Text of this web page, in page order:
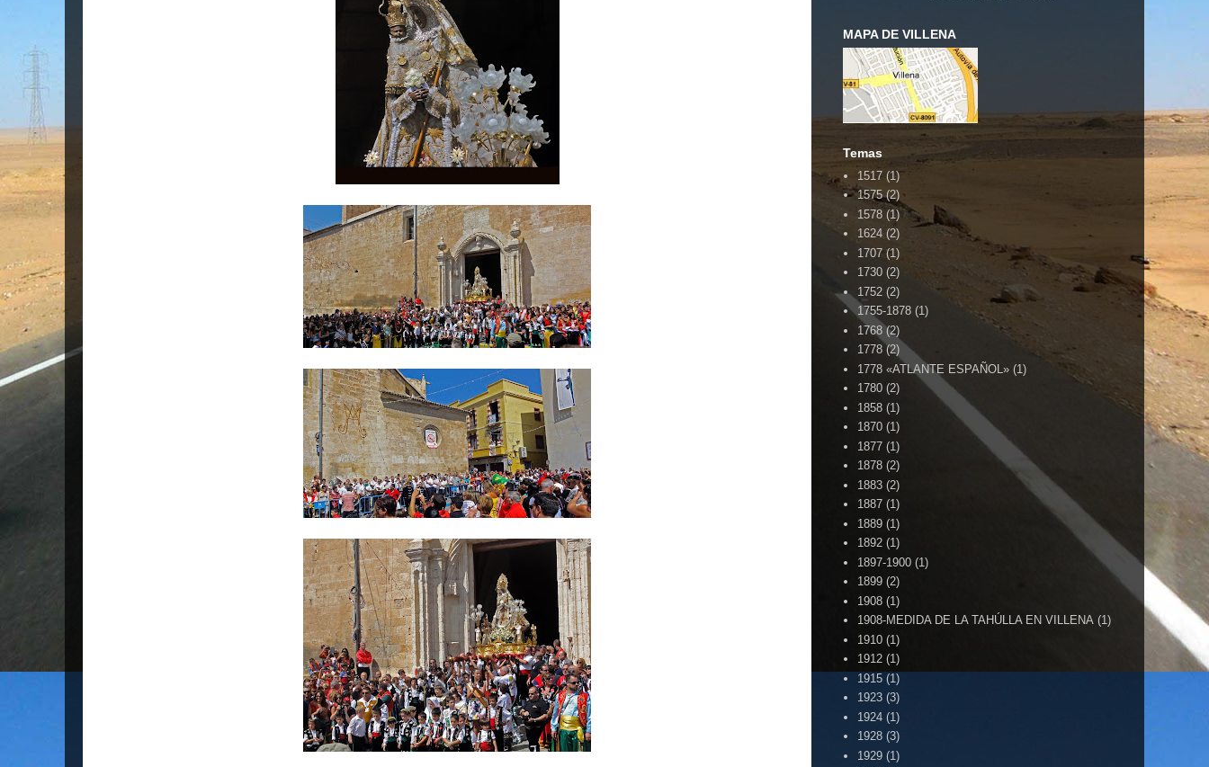
MAPA DE VILLENA
Temas
1517 (1)
1575 (2)
1578 (1)
1624 (2)
1707 (1)
1730 (2)
1752 (2)
1755-1878 (1)
1768 (2)
1778 (2)
1778 «ATLANTE ESPAÑOL» (1)
1780 (2)
1858 (1)
1870 (1)
1877 (1)
1878 (2)
1883 (2)
1887 (1)
1889 (1)
1892 (1)
1897-1900 (1)
1899 (2)
1908 (1)
1908-MEDIDA DE LA TAHÚLLA EN VILLENA (1)
1910 (1)
1912 (1)
1915 (1)
1923 (3)
1924 (1)
1928 (3)
1929 (1)